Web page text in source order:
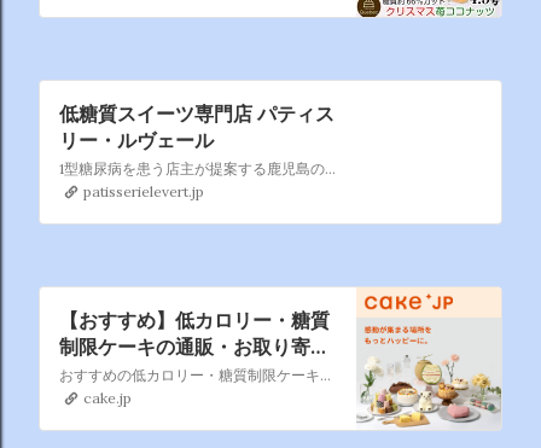
低糖質スイーツ専門店 パティス
リー・ルヴェール
1型糖尿病を患う店主が提案する鹿児島の低糖質スイーツ専門店です。美容、健康にも大きな効果を表している『糖質制限』 まずはルヴェールの超低糖質ケーキからロカボ生活をはじめてみませんか？
patisserielevert.jp
【おすすめ】低カロリー・糖質
制限ケーキの通販・お取り寄せ
| Cake.jp
おすすめの低カロリー・糖質制限ケーキの通販・お取り寄せならCake.jp。『かわいい・おしゃれな誕生日ケーキのホールケーキでお祝いしたい』『おいしいお菓子・スイーツを手土産・ギフトとして渡したい』などシーンにあわせてケーキ・スイーツ・お菓子を通販・お取り寄せしてお楽しみください！
cake.jp